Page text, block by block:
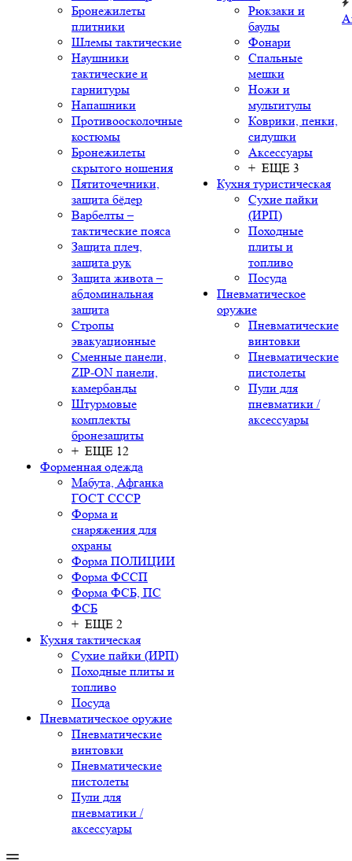
Бронежилеты
плитники
Шлемы тактические
Наушники
тактические и
гарнитуры
Напашники
Противоосколочные
костюмы
Бронежилеты
скрытого ношения
Пятиточечники,
защита бёдер
Варбелты –
тактические пояса
Защита плеч,
защита рук
Защита живота –
абдоминальная
защита
Стропы
эвакуационные
Сменные панели,
ZIP-ON панели,
камербанды
Штурмовые
комплекты
бронезащиты
+ ЕЩЕ 12
Форменная одежда
Мабута, Афганка
ГОСТ СССР
Форма и
снаряжения для
охраны
Форма ПОЛИЦИИ
Форма ФССП
Форма ФСБ, ПС
ФСБ
+ ЕЩЕ 2
Кухня тактическая
Сухие пайки (ИРП)
Походные плиты и
топливо
Посуда
Пневматическое оружие
Пневматические
винтовки
Пневматические
пистолеты
Пули для
пневматики /
аксессуары
Рюкзаки и
баулы
Фонари
Спальные
мешки
Ножи и
мультитулы
Коврики, пенки,
сидушки
Аксессуары
+ ЕЩЕ 3
Кухня туристическая
Сухие пайки
(ИРП)
Походные
плиты и
топливо
Посуда
Пневматическое
оружие
Пневматические
винтовки
Пневматические
пистолеты
Пули для
пневматики /
аксессуары